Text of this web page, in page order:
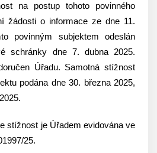
na postup tohoto povinného
žádosti o informace ze dne 11.
povinným subjektem odeslán
schránky dne 7. dubna 2025.
Úřadu. Samotná stížnost
podána dne 30. března 2025,
je Úřadem evidována ve
25.